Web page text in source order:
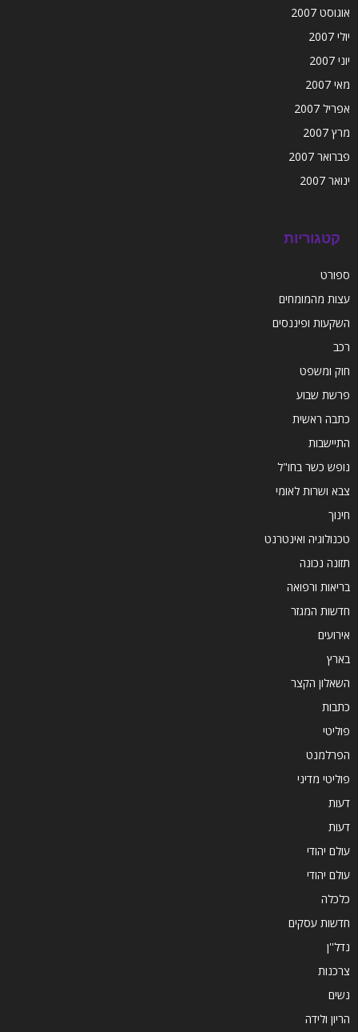
אוגוסט 2007
יולי 2007
יוני 2007
מאי 2007
אפריל 2007
מרץ 2007
פברואר 2007
ינואר 2007
קטגוריות
ספורט
עצות מהמומחים
השקעות ופיננסים
רכב
חוק ומשפט
פרשת שבוע
כתבה ראשית
התיישבות
נופש כשר בחו"ל
צבא ושרות לאומי
חינוך
טכנולוגיה ואינטרנט
תזונה נכונה
בריאות ורפואה
חדשות המגזר
אירועים
בארץ
השאלון הקצר
כתבות
פוליטי
הפרלמנט
פוליטי מדיני
דעות
דעות
עולם יהודי
עולם יהודי
כלכלה
חדשות עסקים
נדל''ן
צרכנות
נשים
הריון ולידה